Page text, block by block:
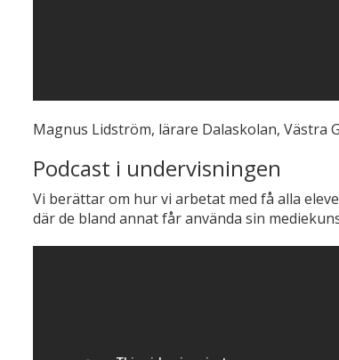
Magnus Lidström, lärare Dalaskolan, Västra
Podcast i undervisningen
Vi berättar om hur vi arbetat med få alla
där de bland annat får använda sin